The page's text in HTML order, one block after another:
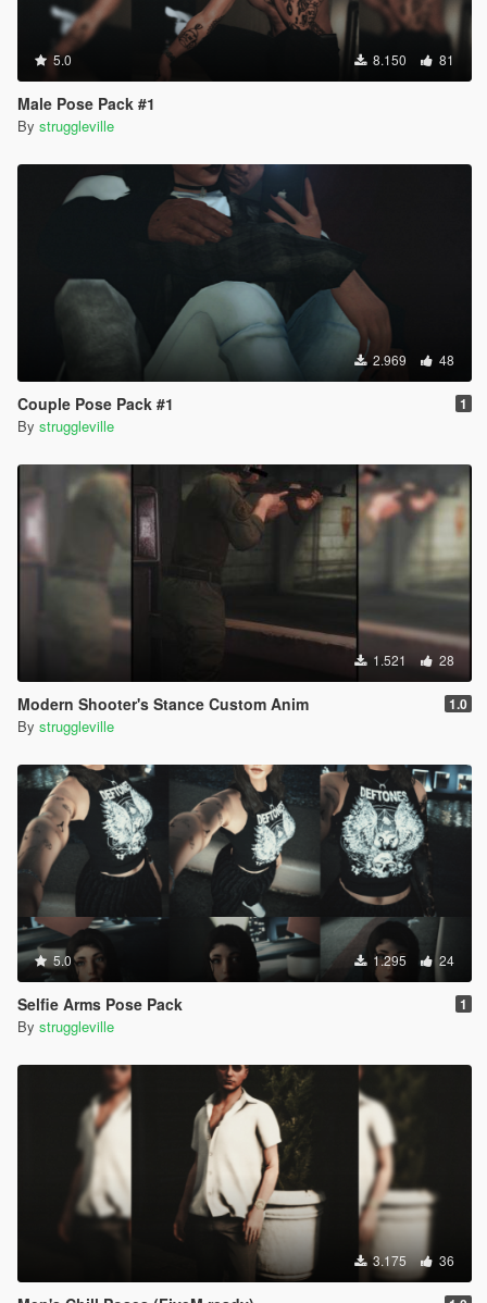
5.0 8.150 81
Male Pose Pack #1
By struggleville
2.969 48
Couple Pose Pack #1 1
By struggleville
1.521 28
Modern Shooter's Stance Custom Anim 1.0
By struggleville
5.0 1.295 24
Selfie Arms Pose Pack 1
By struggleville
3.175 36